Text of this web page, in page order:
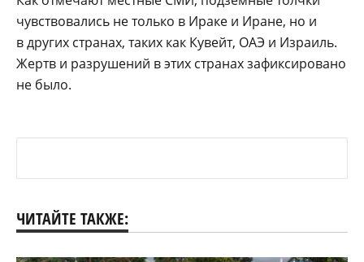
чувствовались не только в Ираке и Иране, но и
в других странах, таких как Кувейт, ОАЭ и Израиль.
Жертв и разрушений в этих странах зафиксировано
не было.
ЧИТАЙТЕ ТАКЖЕ: